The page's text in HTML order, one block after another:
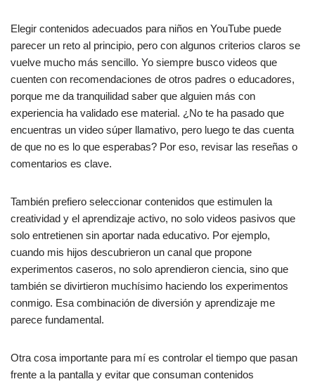
Elegir contenidos adecuados para niños en YouTube puede
parecer un reto al principio, pero con algunos criterios claros se
vuelve mucho más sencillo. Yo siempre busco videos que
cuenten con recomendaciones de otros padres o educadores,
porque me da tranquilidad saber que alguien más con
experiencia ha validado ese material. ¿No te ha pasado que
encuentras un video súper llamativo, pero luego te das cuenta
de que no es lo que esperabas? Por eso, revisar las reseñas o
comentarios es clave.
También prefiero seleccionar contenidos que estimulen la
creatividad y el aprendizaje activo, no solo videos pasivos que
solo entretienen sin aportar nada educativo. Por ejemplo,
cuando mis hijos descubrieron un canal que propone
experimentos caseros, no solo aprendieron ciencia, sino que
también se divirtieron muchísimo haciendo los experimentos
conmigo. Esa combinación de diversión y aprendizaje me
parece fundamental.
Otra cosa importante para mí es controlar el tiempo que pasan
frente a la pantalla y evitar que consuman contenidos